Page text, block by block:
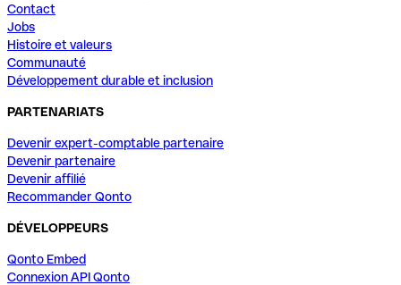
Contact
Jobs
Histoire et valeurs
Communauté
Développement durable et inclusion
PARTENARIATS
Devenir expert-comptable partenaire
Devenir partenaire
Devenir affilié
Recommander Qonto
DÉVELOPPEURS
Qonto Embed
Connexion API Qonto